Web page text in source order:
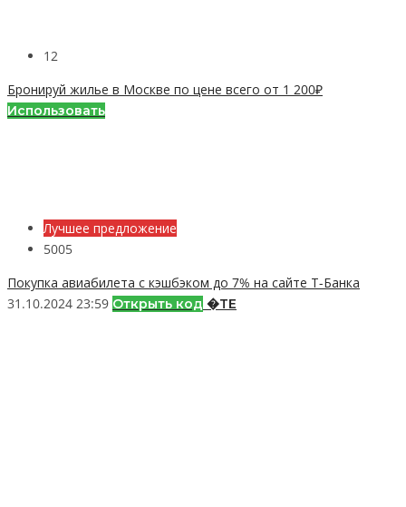
12
Бронируй жилье в Москве по цене всего от 1 200₽
Использовать
Лучшее предложение
5005
Покупка авиабилета с кэшбэком до 7% на сайте Т-Банка
31.10.2024 23:59 Открыть код �TЕ